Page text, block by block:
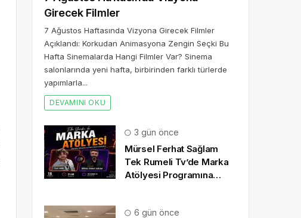
Girecek Filmler
7 Ağustos Haftasında Vizyona Girecek Filmler
Açıklandı: Korkudan Animasyona Zengin Seçki Bu
Hafta Sinemalarda Hangi Filmler Var? Sinema
salonlarında yeni hafta, birbirinden farklı türlerde
yapımlarla...
DEVAMINI OKU
3 gün önce
Mürsel Ferhat Sağlam
Tek Rumeli Tv’de Marka
Atölyesi Programına
6 gün önce